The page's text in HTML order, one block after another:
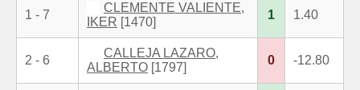
1 - 7
CLEMENTE VALIENTE,
IKER [1470]
1 1.40
2 - 6
CALLEJA LAZARO,
ALBERTO [1797]
0 -12.80